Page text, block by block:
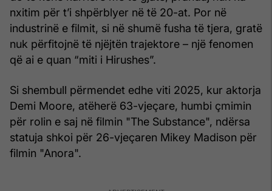
nxitim për t’i shpërblyer në të 20-at. Por në
industrinë e filmit, si në shumë fusha të tjera, gratë
nuk përfitojnë të njëjtën trajektore – një fenomen
që ai e quan “miti i Hirushes”.
Si shembull përmendet edhe viti 2025, kur aktorja
Demi Moore, atëherë 63-vjeçare, humbi çmimin
për rolin e saj në filmin "The Substance", ndërsa
statuja shkoi për 26-vjeçaren Mikey Madison për
filmin "Anora".